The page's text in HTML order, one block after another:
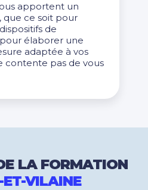
apportent un
que ce soit pour
de
élaborer une
adaptée à vos
contente pas de vous
LA FORMATION
ET-VILAINE